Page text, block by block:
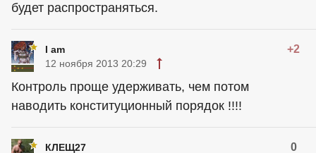
будет распространяться.
I am +2
12 ноября 2013 20:29
Контроль проще удерживать, чем потом
наводить конституционный порядок !!!!
КЛЕЩ27 0